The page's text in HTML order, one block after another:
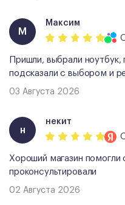
М
Максим
Пришли, выбрали
подсказали с выбором и
03 Августа 2026
н
некит
Хороший магазин помогли
проконсультировали
02 Августа 2026